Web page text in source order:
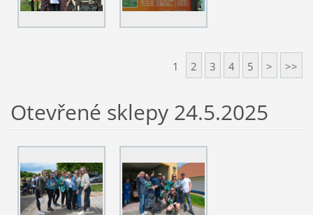
1 2 3 4 5 > >>
Otevřené sklepy 24.5.2025